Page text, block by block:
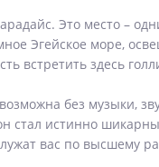
Это место –
Эгейское море,
встретить здесь
без музыки,
стал истинно
вас по высшему